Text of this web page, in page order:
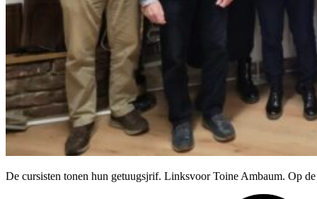
De cursisten tonen hun getuugsjrif. Linksvoor Toine Ambaum. Op